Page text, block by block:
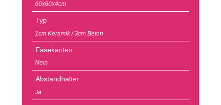
60x60x4cm
Typ
1cm Keramik / 3cm Beton
Fasekanten
Nein
Abstandhalter
Ja